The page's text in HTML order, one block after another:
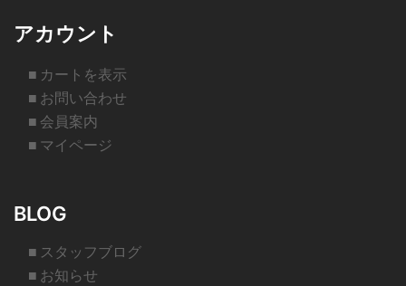
アカウント
■ カートを表示
■ お問い合わせ
■ 会員案内
■ マイページ
BLOG
■ スタッフブログ
■ お知らせ